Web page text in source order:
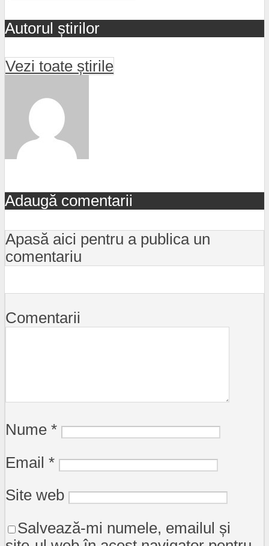
Autorul știrilor
Vezi toate știrile
Adaugă comentarii
Apasă aici pentru a publica un
comentariu
Comentarii
Nume *
Email *
Site web
Salvează-mi numele, emailul și